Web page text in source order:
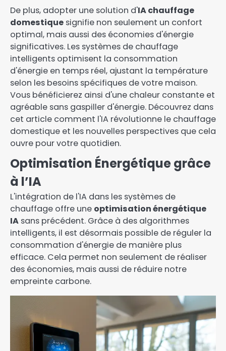
De plus, adopter une solution d'IA chauffage
domestique signifie non seulement un confort
optimal, mais aussi des économies d'énergie
significatives. Les systèmes de chauffage
intelligents optimisent la consommation
d'énergie en temps réel, ajustant la température
selon les besoins spécifiques de votre maison.
Vous bénéficierez ainsi d'une chaleur constante et
agréable sans gaspiller d'énergie. Découvrez dans
cet article comment l'IA révolutionne le chauffage
domestique et les nouvelles perspectives que cela
ouvre pour votre quotidien.
Optimisation Énergétique grâce
à l’IA
L'intégration de l'IA dans les systèmes de
chauffage offre une optimisation énergétique
IA sans précédent. Grâce à des algorithmes
intelligents, il est désormais possible de réguler la
consommation d'énergie de manière plus
efficace. Cela permet non seulement de réaliser
des économies, mais aussi de réduire notre
empreinte carbone.